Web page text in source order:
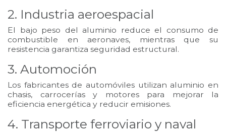
2. Industria aeroespacial
El bajo peso del aluminio reduce el consumo de
combustible en aeronaves, mientras que su
resistencia garantiza seguridad estructural.
3. Automoción
Los fabricantes de automóviles utilizan aluminio en
chasis, carrocerías y motores para mejorar la
eficiencia energética y reducir emisiones.
4. Transporte ferroviario y naval